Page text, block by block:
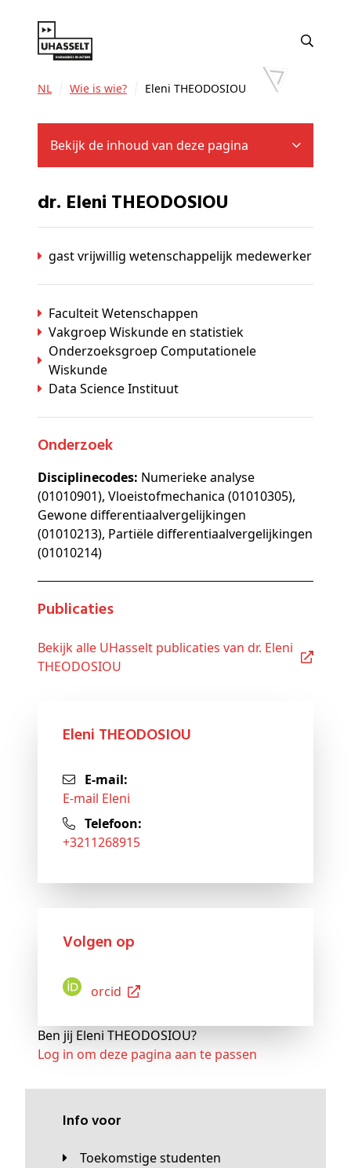
NL Wie is wie? Eleni THEODOSIOU
Bekijk de inhoud van deze pagina
dr. Eleni THEODOSIOU
gast vrijwillig wetenschappelijk medewerker
Faculteit Wetenschappen
Vakgroep Wiskunde en statistiek
Onderzoeksgroep Computationele
Wiskunde
Data Science Instituut
Onderzoek
Disciplinecodes: Numerieke analyse
(01010901), Vloeistofmechanica (01010305),
Gewone differentiaalvergelijkingen
(01010213), Partiële differentiaalvergelijkingen
(01010214)
Publicaties
Bekijk alle UHasselt publicaties van dr. Eleni
THEODOSIOU
Eleni THEODOSIOU
E-mail:
E-mail Eleni
Telefoon:
+3211268915
Volgen op
Orcid
Ben jij Eleni THEODOSIOU?
Log in om deze pagina aan te passen
Info voor
Toekomstige studenten